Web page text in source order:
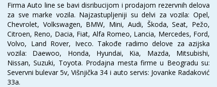
Firma Auto line se bavi disribucijom i prodajom rezervnih delova
za sve marke vozila. Najzastupljeniji su delvi za vozila: Opel,
Chevrolet, Volkswagen, BMW, Mini, Audi, Škoda, Seat, Pežo,
Citroen, Reno, Dacia, Fiat, Alfa Romeo, Lancia, Mercedes, Ford,
Volvo, Land Rover, Iveco. Takođe radimo delove za azijska
vozila: Daewoo, Honda, Hyundai, Kia, Mazda, Mitsubishi,
Nissan, Suzuki, Toyota. Prodajna mesta firme u Beogradu su:
Severvni bulevar 5v, Višnjička 34 i auto servis: Jovanke Radaković
33a.